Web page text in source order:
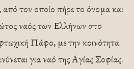
από τον οποίο πήρε το όνομα και
ναός των Ελλήνων στο
Πάφο, με την κοινότητα
για ναό της Αγίας Σοφίας.